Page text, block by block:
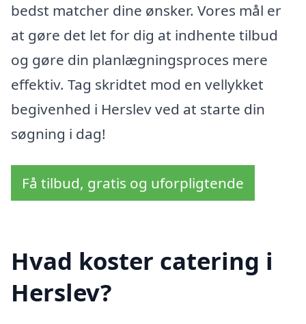
bedst matcher dine ønsker. Vores mål er
at gøre det let for dig at indhente tilbud
og gøre din planlægningsproces mere
effektiv. Tag skridtet mod en vellykket
begivenhed i Herslev ved at starte din
søgning i dag!
Få tilbud, gratis og uforpligtende
Hvad koster catering i
Herslev?